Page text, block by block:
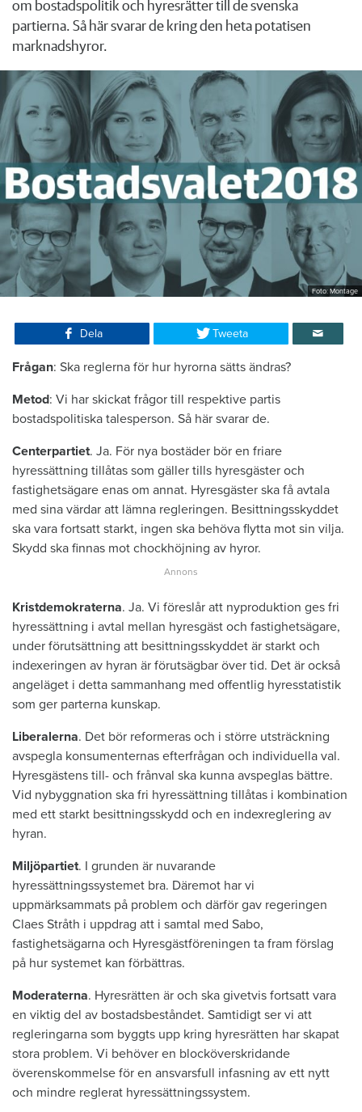
om bostadspolitik och hyresrätter till de svenska
partierna. Så här svarar de kring den heta potatisen
marknadshyror.
Foto: Montage
Dela Tweeta
Frågan: Ska reglerna för hur hyrorna sätts ändras?
Metod: Vi har skickat frågor till respektive partis
bostadspolitiska talesperson. Så här svarar de.
Centerpartiet. Ja. För nya bostäder bör en friare
hyressättning tillåtas som gäller tills hyresgäster och
fastighetsägare enas om annat. Hyresgäster ska få avtala
med sina värdar att lämna regleringen. Besittningsskyddet
ska vara fortsatt starkt, ingen ska behöva flytta mot sin vilja.
Skydd ska finnas mot chockhöjning av hyror.
Kristdemokraterna. Ja. Vi föreslår att nyproduktion ges fri
hyressättning i avtal mellan hyresgäst och fastighetsägare,
under förutsättning att besittningsskyddet är starkt och
indexeringen av hyran är förutsägbar över tid. Det är också
angeläget i detta sammanhang med offentlig hyresstatistik
som ger parterna kunskap.
Liberalerna. Det bör reformeras och i större utsträckning
avspegla konsumenternas efterfrågan och individuella val.
Hyresgästens till- och frånval ska kunna avspeglas bättre.
Vid nybyggnation ska fri hyressättning tillåtas i kombination
med ett starkt besittningsskydd och en indexreglering av
hyran.
Miljöpartiet. I grunden är nuvarande
hyressättningssystemet bra. Däremot har vi
uppmärksammats på problem och därför gav regeringen
Claes Stråth i uppdrag att i samtal med Sabo,
fastighetsägarna och Hyresgästföreningen ta fram förslag
på hur systemet kan förbättras.
Moderaterna. Hyresrätten är och ska givetvis fortsatt vara
en viktig del av bostadsbeståndet. Samtidigt ser vi att
regleringarna som byggts upp kring hyresrätten har skapat
stora problem. Vi behöver en blocköverskridande
överenskommelse för en ansvarsfull infasning av ett nytt
och mindre reglerat hyressättningssystem.